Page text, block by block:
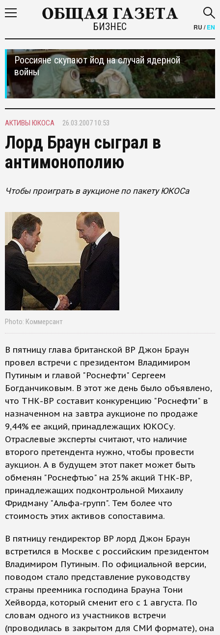
БИЗНЕС RU /EN
Россияне скупают йод на случай ядерной
войны
АКТИВЫ ЮКОСА 26.03.2007 10:53
Лорд Браун сыграл в
антимонополию
Чтобы проиграть в аукционе по пакету ЮКОСа
Photo: Коммерсант
В пятницу глава британской ВР Джон Браун
провел встречи с президентом Владимиром
Путиным и главой "Роснефти" Сергеем
Богданчиковым. В этот же день было объявлено,
что ТНК-ВР составит конкуренцию "Роснефти" в
назначенном на завтра аукционе по продаже
9,44% ее акций, принадлежащих ЮКОСу.
Отраслевые эксперты считают, что наличие
второго претендента нужно, чтобы провести
аукцион. А в будущем этот пакет может быть
обменян "Роснефтью" на 25% акций ТНК-ВР,
принадлежащих подконтрольной Михаилу
Фридману "Альфа-групп". Тем более что
стоимость этих активов сопоставима.
В пятницу гендиректор ВР лорд Джон Браун
встретился в Москве с российским президентом
Владимиром Путиным. По официальной версии,
поводом стало представление руководству
страны преемника господина Брауна Тони
Хейворда, который сменит его с 1 августа. По
словам одного из участников встречи
(проводилась в закрытом для СМИ формате), она